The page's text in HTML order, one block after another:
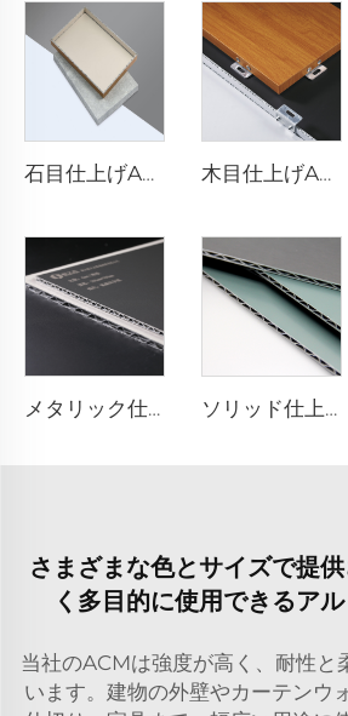
石目仕上げACP - 4mm x 1220mm x 2440mm 木目仕上げACP複合板 - 4mm x 1220mm x 2440mm
メタリック仕上げアルミニウム複合板 - 0.4cm x 122cm x 244cm ソリッド仕上げアルミニウム複合板 - 4mm x 1220mm x 2440mm
さまざまな色とサイズで提
く多目的に使用できるア
当社のACMは強度が高く、耐性と
います。建物の外壁やカーテンウ